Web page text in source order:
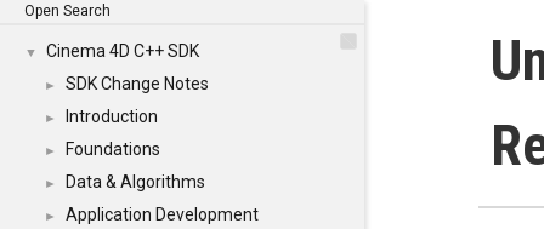
Open Search
▼ Cinema 4D C++ SDK
► SDK Change Notes
► Introduction
► Foundations
► Data & Algorithms
► Application Development